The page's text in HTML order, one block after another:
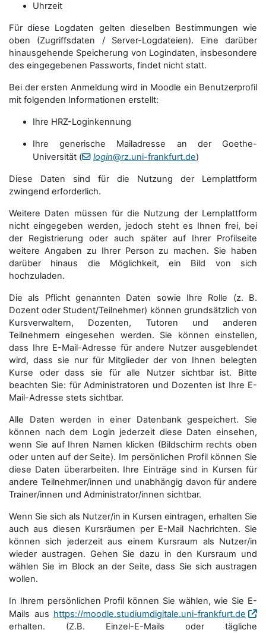
Uhrzeit
Für diese Logdaten gelten dieselben Bestimmungen wie
oben (Zugriffsdaten / Server-Logdateien). Eine darüber
hinausgehende Speicherung von Logindaten, insbesondere
des eingegebenen Passworts, findet nicht statt.
Bei der ersten Anmeldung wird in Moodle ein Benutzerprofil
mit folgenden Informationen erstellt:
Ihre HRZ-Loginkennung
Ihre generische Mailadresse an der Goethe-
Universität (
login@rz.uni-frankfurt.de)
Diese Daten sind für die Nutzung der Lernplattform
zwingend erforderlich.
Weitere Daten müssen für die Nutzung der Lernplattform
nicht eingegeben werden, jedoch steht es Ihnen frei, bei
der Registrierung oder auch später auf Ihrer Profilseite
weitere Angaben zu Ihrer Person zu machen. Sie haben
darüber hinaus die Möglichkeit, ein Bild von sich
hochzuladen.
Die als Pflicht genannten Daten sowie Ihre Rolle (z. B.
Dozent oder Student/Teilnehmer) können grundsätzlich von
Kursverwaltern, Dozenten, Tutoren und anderen
Teilnehmern eingesehen werden. Sie können einstellen,
dass Ihre E-Mail-Adresse für andere Nutzer ausgeblendet
wird, dass sie nur für Mitglieder der von Ihnen belegten
Kurse oder dass sie für alle Nutzer sichtbar ist. Bitte
beachten Sie: für Administratoren und Dozenten ist Ihre E-
Mail-Adresse stets sichtbar.
Alle Daten werden in einer Datenbank gespeichert. Sie
können nach dem Login jederzeit diese Daten einsehen,
wenn Sie auf Ihren Namen klicken (Bildschirm rechts oben
oder unten auf der Seite). Im persönlichen Profil können Sie
diese Daten überarbeiten. Ihre Einträge sind in Kursen für
andere Teilnehmer/innen und unabhängig davon für andere
Trainer/innen und Administrator/innen sichtbar.
Wenn Sie sich als Nutzer/in in Kursen eintragen, erhalten Sie
auch aus diesen Kursräumen per E-Mail Nachrichten. Sie
können sich jederzeit aus einem Kursraum als Nutzer/in
wieder austragen. Gehen Sie dazu in den Kursraum und
wählen Sie im Block an der Seite, dass Sie sich austragen
wollen.
In Ihrem persönlichen Profil können Sie wählen, wie Sie E-
Mails aus https://moodle.studiumdigitale.uni-frankfurt.de
erhalten. (Z.B. Einzel-E-Mails oder tägliche